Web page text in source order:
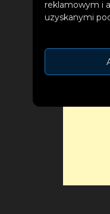
reklamowym i
uzyskanymi